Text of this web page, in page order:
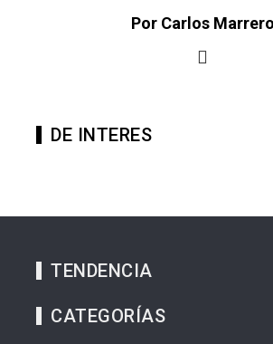
Por Carlos Marrero
DE INTERES
TENDENCIA
CATEGORÍAS